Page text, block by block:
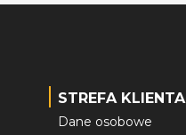
STREFA KLIENTA
Dane osobowe